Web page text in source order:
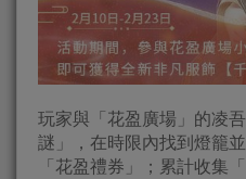
玩家與「花盈廣場」的凌
謎」，在時限內找到燈籠
「花盈禮券」；累計收集